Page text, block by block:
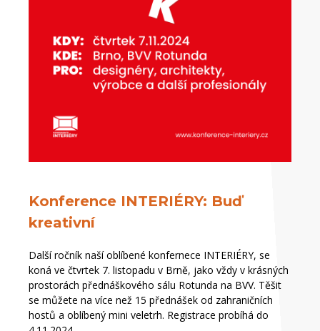
Konference INTERIÉRY: Buď
kreativní
Další ročník naší oblíbené konfernece INTERIÉRY, se
koná ve čtvrtek 7. listopadu v Brně, jako vždy v krásných
prostorách přednáškového sálu Rotunda na BVV. Těšit
se můžete na více než 15 přednášek od zahraničních
hostů a oblíbený mini veletrh. Registrace probíhá do